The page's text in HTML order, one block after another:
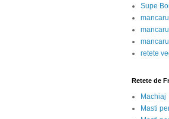
Supe
retete
Retete de
Machiaj
Masti